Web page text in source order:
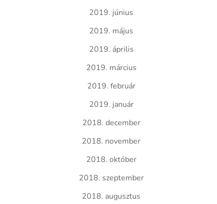
2019. június
2019. május
2019. április
2019. március
2019. február
2019. január
2018. december
2018. november
2018. október
2018. szeptember
2018. augusztus